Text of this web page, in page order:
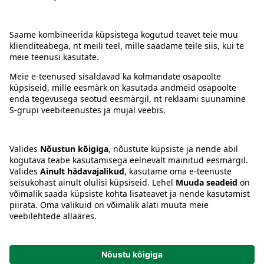
Juhised
Tingimused
Keel:ETENRU